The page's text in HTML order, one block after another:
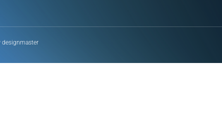
designmaster